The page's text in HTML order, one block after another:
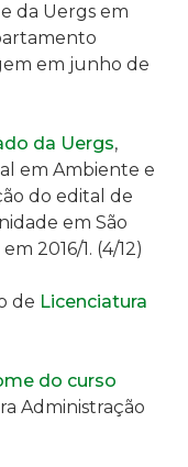
da Uergs em
em junho de
da Uergs,
em Ambiente e
do edital de
em São
2016/1. (4/12)
de Licenciatura
do curso
Administração